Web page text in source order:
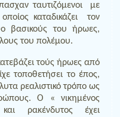
ταυτιζόμενοι με
καταδικάζει τον
βασικούς του ήρωες,
του πολέμου.
τούς ήρωες από
τοποθετήσει το έπος,
ρεαλιστικό τρόπο ως
Ο « νικημένος
ρακένδυτος έχει